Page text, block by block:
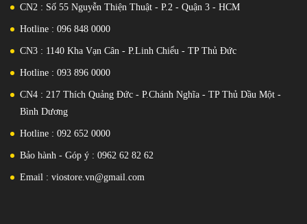
CN2 : Số 55 Nguyễn Thiện Thuật - P.2 - Quận 3 - HCM
Hotline : 096 848 0000
CN3 : 1140 Kha Vạn Cân - P.Linh Chiểu - TP Thủ Đức
Hotline : 093 896 0000
CN4 : 217 Thích Quảng Đức - P.Chánh Nghĩa - TP Thủ Dầu Một -
Bình Dương
Hotline : 092 652 0000
Bảo hành - Góp ý : 0962 62 82 62
Email : viostore.vn@gmail.com